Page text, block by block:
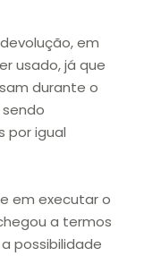
em
usado, já que
durante o
por igual
em executar o
a termos
possibilidade